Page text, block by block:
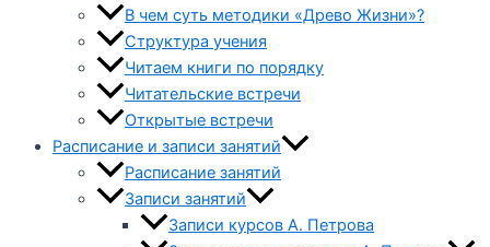
В чем суть методики «Древо Жизни»?
Структура учения
Читаем книги по порядку
Читательские встречи
Открытые встречи
Расписание и записи занятий
Расписание занятий
Записи занятий
Записи курсов А. Петрова